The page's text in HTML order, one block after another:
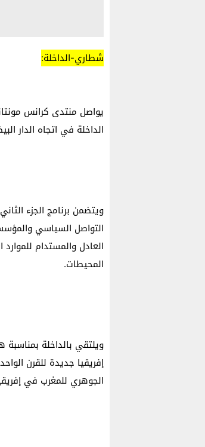
شطاري-الداخلة:
يواصل منتدى كرانس
الداخلة في اتجاه الدار
ويتضمن برنامج الجزء
التواصل السياسي
العادل والمستدام
المحيطات.
ويلتقي بالداخلة
إفريقيا جديدة للقرن
الجوهري للمغرب في إفريقيا”، ما